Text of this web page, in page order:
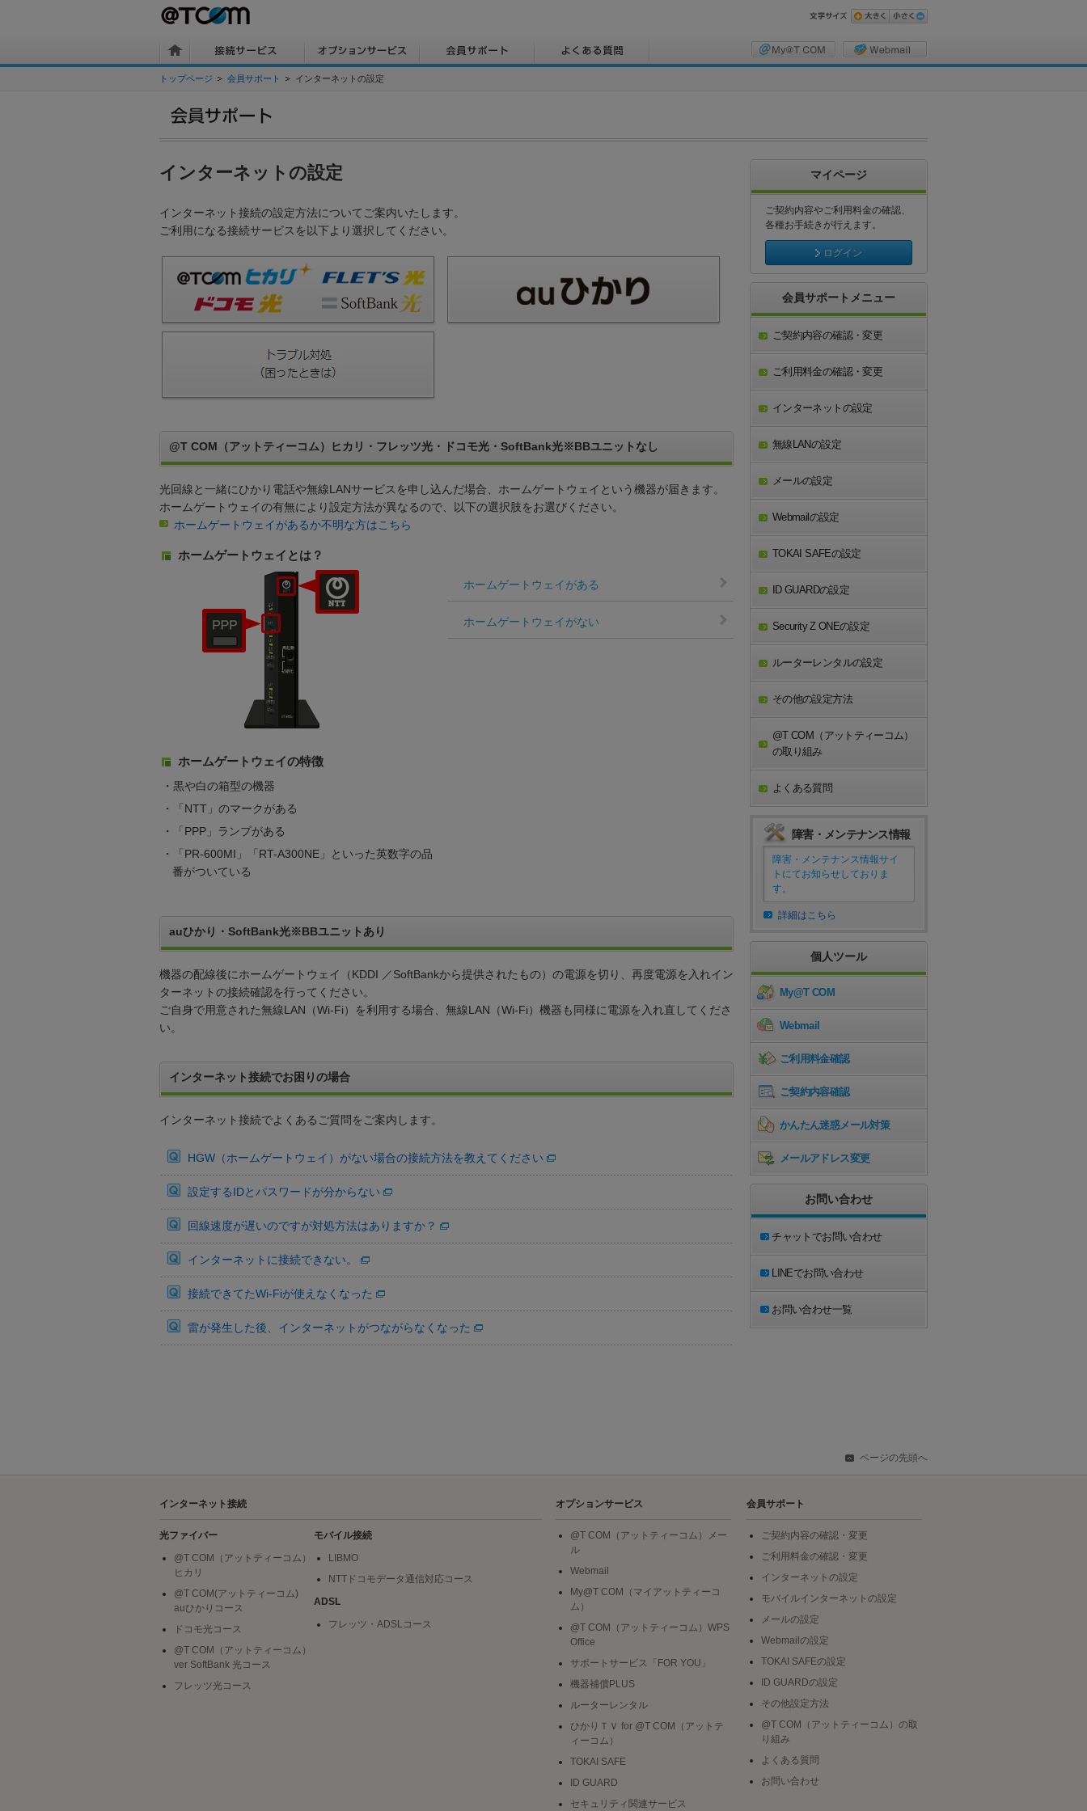
トップページ 会員サポート インターネットの設定
マイページ
ご契約内容やご利用料金の確認、
各種お手続きが行えます。
ログイン
会員サポートメニュー
ご契約内容の確認・変更
ご利用料金の確認・変更
インターネットの設定
無線LANの設定
メールの設定
Webmailの設定
TOKAI SAFEの設定
ID GUARDの設定
Security Z ONEの設定
ルーターレンタルの設定
その他の設定方法
@T COM（アットティーコム）
の取り組み
よくある質問
障害・メンテナンス情報
障害・メンテナンス情報サイ
トにてお知らせしておりま
す。
詳細はこちら
個人ツール
My@T COM
Webmail
ご利用料金確認
ご契約内容確認
かんたん迷惑メール対策
メールアドレス変更
お問い合わせ
チャットでお問い合わせ
LINEでお問い合わせ
お問い合わせ一覧
インターネットの設定
インターネット接続の設定方法についてご案内いたします。
ご利用になる接続サービスを以下より選択してください。
@T COM（アットティーコム）ヒカリ・フレッツ光・ドコモ光・SoftBank光※BBユニットなし
光回線と一緒にひかり電話や無線LANサービスを申し込んだ場合、ホームゲートウェイという機器が届きます。
ホームゲートウェイの有無により設定方法が異なるので、以下の選択肢をお選びください。
ホームゲートウェイがあるか不明な方はこちら
ホームゲートウェイとは？
ホームゲートウェイの特徴
・黒や白の箱型の機器
・「NTT」のマークがある
・「PPP」ランプがある
・「PR-600MI」「RT-A300NE」といった英数字の品
番がついている
ホームゲートウェイがある
ホームゲートウェイがない
auひかり・SoftBank光※BBユニットあり
機器の配線後にホームゲートウェイ（KDDI ／SoftBankから提供されたもの）の電源を切り、再度電源を入れイン
ターネットの接続確認を行ってください。
ご自身で用意された無線LAN（Wi-Fi）を利用する場合、無線LAN（Wi-Fi）機器も同様に電源を入れ直してくださ
い。
インターネット接続でお困りの場合
インターネット接続でよくあるご質問をご案内します。
HGW（ホームゲートウェイ）がない場合の接続方法を教えてください
設定するIDとパスワードが分からない
回線速度が遅いのですが対処方法はありますか？
インターネットに接続できない。
接続できてたWi-Fiが使えなくなった
雷が発生した後、インターネットがつながらなくなった
ページの先頭へ
インターネット接続
光ファイバー
@T COM（アットティーコム）
ヒカリ
@T COM(アットティーコム)
auひかりコース
ドコモ光コース
@T COM（アットティーコム）
ver SoftBank 光コース
フレッツ光コース
モバイル接続
LIBMO
NTTドコモデータ通信対応コース
ADSL
フレッツ・ADSLコース
オプションサービス
@T COM（アットティーコム）メー
ル
Webmail
My@T COM（マイアットティーコ
ム）
@T COM（アットティーコム）WPS
Office
サポートサービス「FOR YOU」
機器補償PLUS
ルーターレンタル
ひかりＴＶ for @T COM（アットテ
ィーコム）
TOKAI SAFE
ID GUARD
セキュリティ関連サービス
会員サポート
ご契約内容の確認・変更
ご利用料金の確認・変更
インターネットの設定
モバイルインターネットの設定
メールの設定
Webmailの設定
TOKAI SAFEの設定
ID GUARDの設定
その他設定方法
@T COM（アットティーコム）の取
り組み
よくある質問
お問い合わせ